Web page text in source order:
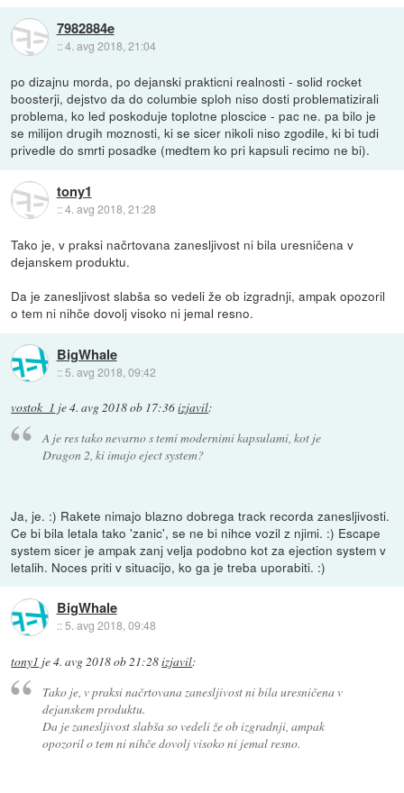
7982884e
::4. avg 2018, 21:04
po dizajnu morda, po dejanski prakticni realnosti - solid rocket
boosterji, dejstvo da do columbie sploh niso dosti problematizirali
problema, ko led poskoduje toplotne ploscice - pac ne. pa bilo je
se milijon drugih moznosti, ki se sicer nikoli niso zgodile, ki bi tudi
privedle do smrti posadke (medtem ko pri kapsuli recimo ne bi).
tony1
::4. avg 2018, 21:28
Tako je, v praksi načrtovana zanesljivost ni bila uresničena v
dejanskem produktu.
Da je zanesljivost slabša so vedeli že ob izgradnji, ampak opozoril
o tem ni nihče dovolj visoko ni jemal resno.
BigWhale
:: 5. avg 2018, 09:42
vostok_1 je4. avg 2018 ob 17:36izjavil:
A je res tako nevarno s temi modernimi kapsulami, kot je
Dragon 2, ki imajo eject system?
Ja, je. :) Rakete nimajo blazno dobrega track recorda zanesljivosti.
Ce bi bila letala tako 'zanic', se ne bi nihce vozil z njimi. :) Escape
system sicer je ampak zanj velja podobno kot za ejection system v
letalih. Noces priti v situacijo, ko ga je treba uporabiti. :)
BigWhale
::5. avg 2018, 09:48
tony1 je4. avg 2018 ob 21:28izjavil:
Tako je, v praksi načrtovana zanesljivost ni bila uresničena v
dejanskem produktu.
Da je zanesljivost slabša so vedeli že ob izgradnji, ampak
opozoril o tem ni nihče dovolj visoko ni jemal resno.